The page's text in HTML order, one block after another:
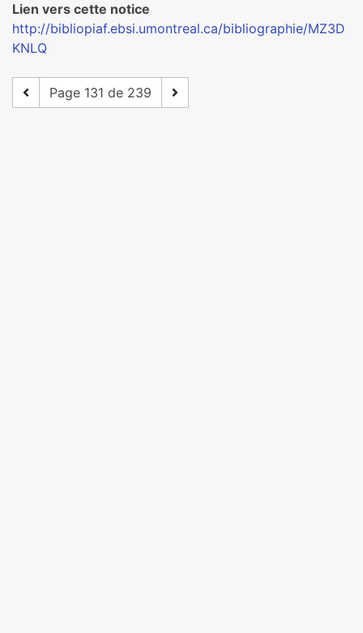
Lien vers cette notice
http://bibliopiaf.ebsi.umontreal.ca/bibliographie/MZ3D
KNLQ
Page 131 de 239